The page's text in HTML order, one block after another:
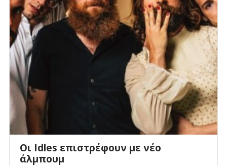
Οι Idles επιστρέφουν με νέο
άλμπουμ